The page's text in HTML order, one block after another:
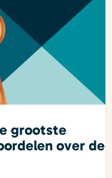
grootste
over de